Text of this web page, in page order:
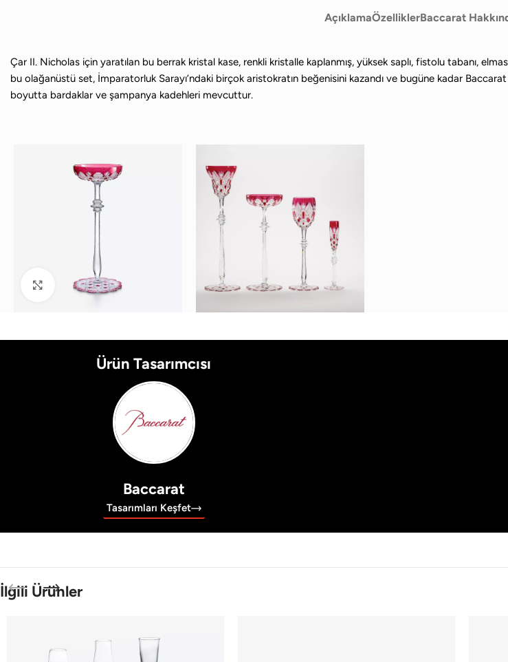
AçıklamaÖzelliklerBaccarat
Çar II. Nicholas için yaratılan bu berrak kristal kase, renkli kristalle kaplanmış, yüksek saplı, fistolu tabanı,
bu olağanüstü set, İmparatorluk Sarayı’ndaki birçok aristokratın beğenisini kazandı ve bugüne kadar
boyutta bardaklar ve şampanya kadehleri ​​mevcuttur.
Büyütmek için tıklayın
Ürün Tasarımcısı
Baccarat
Tasarımları Keşfet
İlgili Ürünler